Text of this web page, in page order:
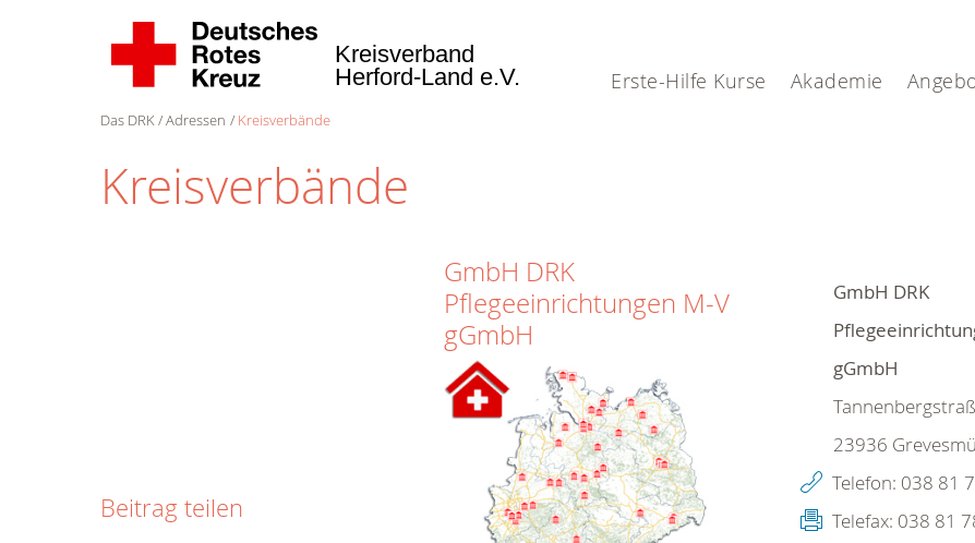
Erste-Hilfe Kurse Akademie
Kreisverband
Herford-Land e.V.
Das DRK Adressen Kreisverbände
Kreisverbände
GmbH DRK
Pflegeeinrichtungen M-V
gGmbH
GmbH DRK
gGmbH
23936
Telefon: 038 81
Telefax: 038 81
Beitrag teilen